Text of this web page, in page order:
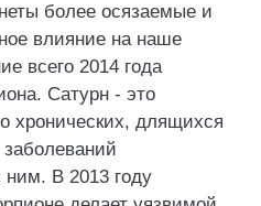
более осязаемые и
влияние на наше
всего 2014 года
Сатурн - это
хронических, длящихся
В 2013 году